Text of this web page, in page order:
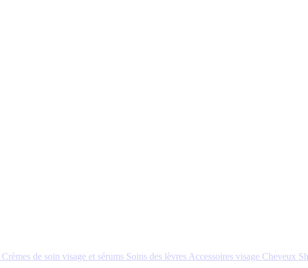
Crèmes de soin visage et sérums Soins des lèvres Accessoires visage Cheveux